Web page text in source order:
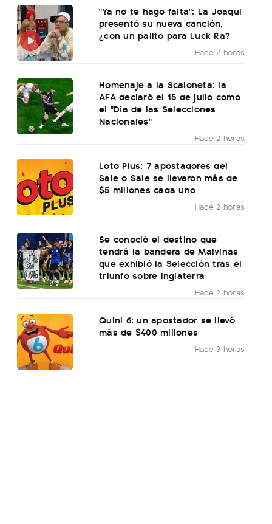
"Ya no te hago falta": La Joaqui
presentó su nueva canción,
¿con un palito para Luck Ra?
Hace 2 horas
Homenaje a la Scaloneta: la
AFA declaró el 15 de julio como
el "Día de las Selecciones
Nacionales"
Hace 2 horas
Loto Plus: 7 apostadores del
Sale o Sale se llevaron más de
$5 millones cada uno
Hace 2 horas
Se conoció el destino que
tendrá la bandera de Malvinas
que exhibió la Selección tras el
triunfo sobre Inglaterra
Hace 2 horas
Quini 6: un apostador se llevó
más de $400 millones
Hace 3 horas